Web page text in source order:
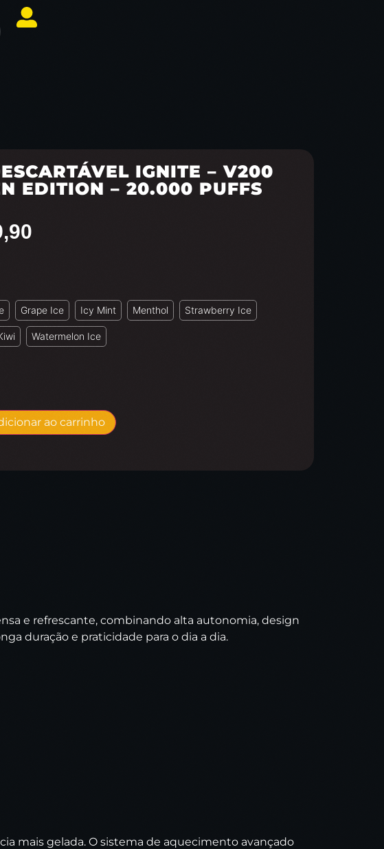
IGNITE – V200
EDITION – 20.000 PUFFS
Grape Ice Icy Mint Menthol Strawberry Ice
Watermelon Ice
ao carrinho
e refrescante, combinando alta autonomia, design
duração e praticidade para o dia a dia.
mais gelada. O sistema de aquecimento avançado